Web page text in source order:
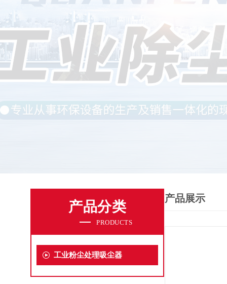
产品分类
PRODUCTS
工业粉尘处理吸尘器
产品展示